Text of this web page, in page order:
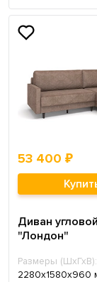
53 400 ₽
Диван угловой
"Лондон"
Размеры (ШхГхВ):
2280х1580х960